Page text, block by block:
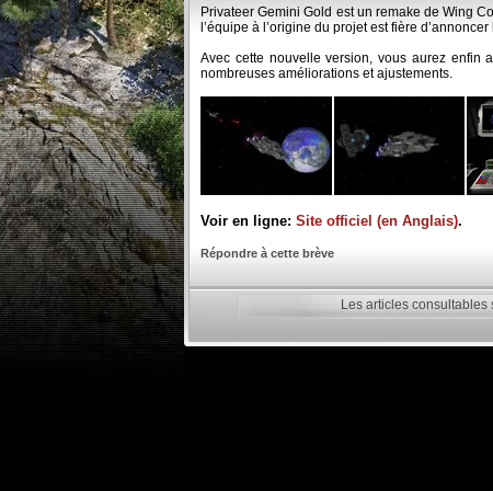
Privateer Gemini Gold est un remake de Wing
l’équipe à l’origine du projet est fière
Avec cette nouvelle version, vous aurez enfin
nombreuses améliorations et ajustements.
Voir en ligne: Site officiel (en Anglais).
Répondre à cette brève
Les articles consultables